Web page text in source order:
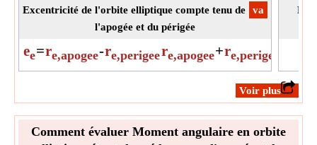
​va
Excentricité de l'orbite elliptique compte tenu de
l'apogée et du périgée
ee=re,apogee-re,perigeere,apogee+re,perigee
​Voir plus
Comment évaluer Moment angulaire en orbite